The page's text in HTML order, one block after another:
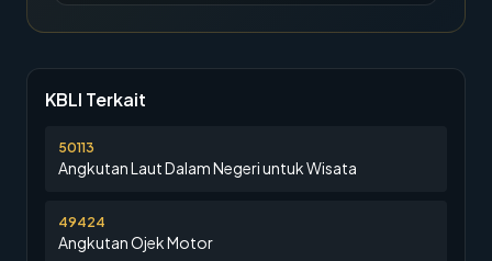
KBLI Terkait
50113
Angkutan Laut Dalam Negeri untuk Wisata
49424
Angkutan Ojek Motor